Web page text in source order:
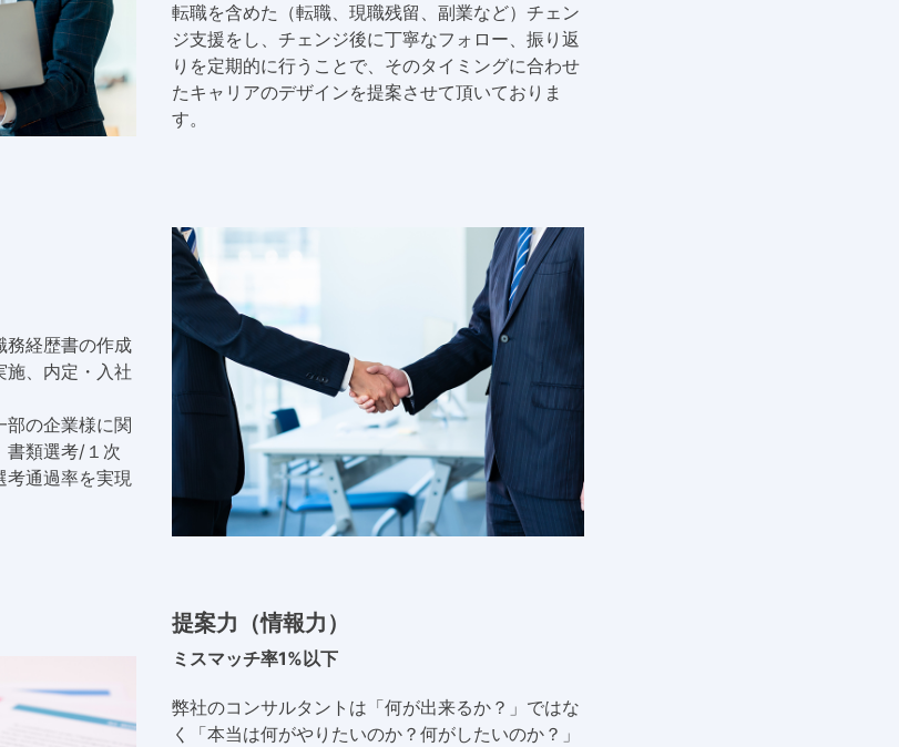
転職を含めた（転職、現職残留、副業など）チェン
ジ支援をし、チェンジ後に丁寧なフォロー、振り返
りを定期的に行うことで、そのタイミングに合わせ
たキャリアのデザインを提案させて頂いておりま
す。
務経歴書の作成
施、内定・入社
部の企業様に関
書類選考/１次
通過率を実現
提案力（情報力）
ミスマッチ率1%以下
弊社のコンサルタントは「何が出来るか？」ではな
く「本当は何がやりたいのか？何がしたいのか？」